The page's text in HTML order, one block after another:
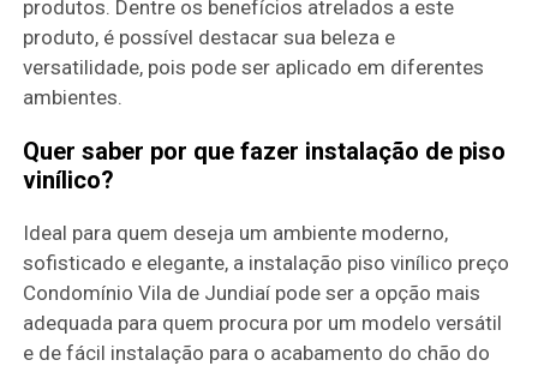
produtos. Dentre os benefícios atrelados a este
produto, é possível destacar sua beleza e
versatilidade, pois pode ser aplicado em diferentes
ambientes.
Quer saber por que fazer instalação de piso
vinílico?
Ideal para quem deseja um ambiente moderno,
sofisticado e elegante, a instalação piso vinílico preço
Condomínio Vila de Jundiaí pode ser a opção mais
adequada para quem procura por um modelo versátil
e de fácil instalação para o acabamento do chão do